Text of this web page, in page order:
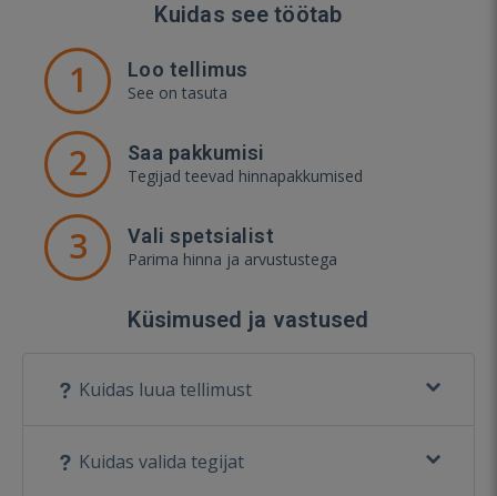
Kuidas see töötab
1 Loo tellimus
See on tasuta
2 Saa pakkumisi
Tegijad teevad hinnapakkumised
3 Vali spetsialist
Parima hinna ja arvustustega
Küsimused ja vastused
Kuidas luua tellimust
Kuidas valida tegijat